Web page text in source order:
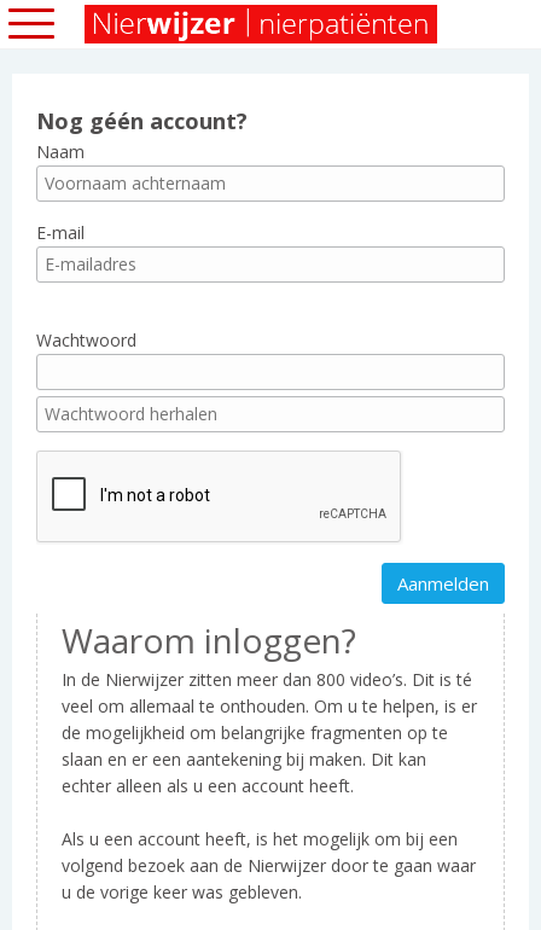
Nog géén account?
Naam
E-mail
Wachtwoord
Waarom inloggen?
In de Nierwijzer zitten meer dan 800 video’s. Dit is té
veel om allemaal te onthouden. Om u te helpen, is er
de mogelijkheid om belangrijke fragmenten op te
slaan en er een aantekening bij maken. Dit kan
echter alleen als u een account heeft.
Als u een account heeft, is het mogelijk om bij een
volgend bezoek aan de Nierwijzer door te gaan waar
u de vorige keer was gebleven.